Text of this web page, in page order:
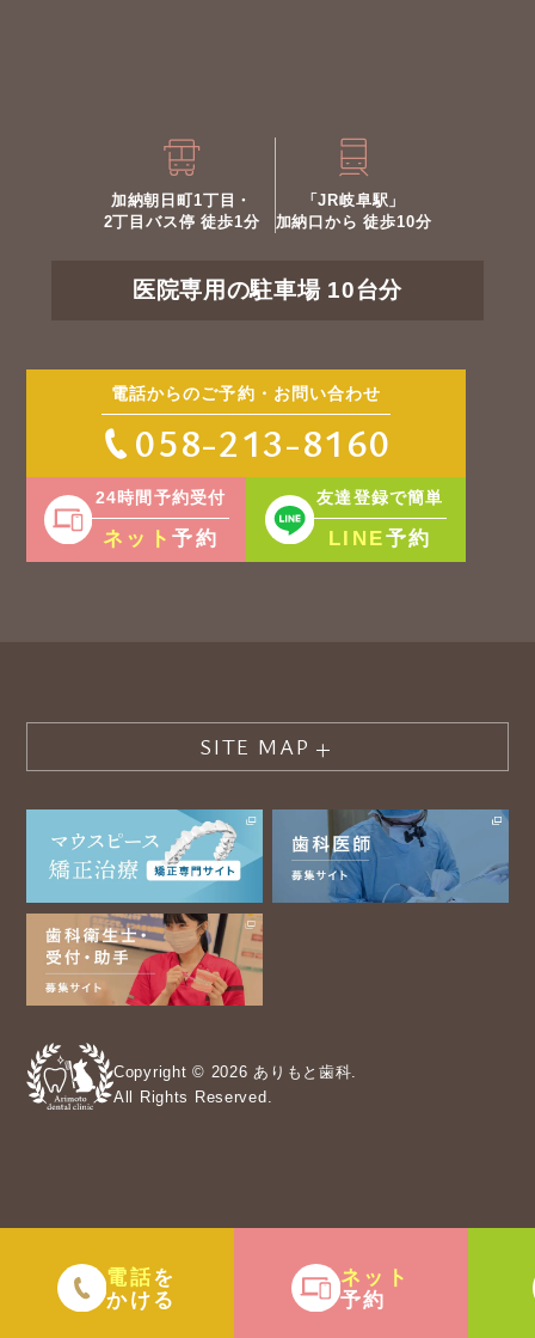
加納朝日町1丁目・
2丁目バス停 徒歩1分
「JR岐阜駅」
加納口から 徒歩10分
医院専用の駐車場 10台分
電話からのご予約・お問い合わせ
058-213-8160
24時間予約受付
ネット予約
友達登録で簡単
LINE予約
SITE MAP
Copyright © 2026 ありもと歯科.
All Rights Reserved.
電話を
かける
ネット
予約